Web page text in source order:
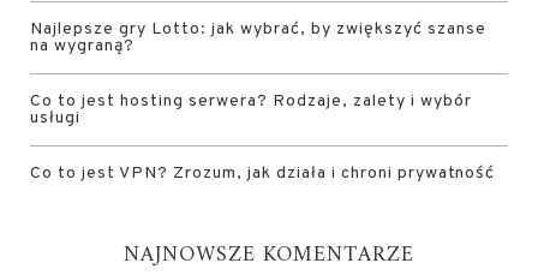
Najlepsze gry Lotto: jak wybrać, by zwiększyć szanse
na wygraną?
Co to jest hosting serwera? Rodzaje, zalety i wybór
usługi
Co to jest VPN? Zrozum, jak działa i chroni prywatność
NAJNOWSZE KOMENTARZE